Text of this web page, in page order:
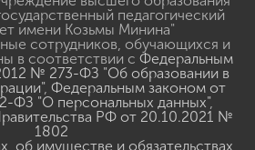
педагогический
имени Козьмы Минина"
сотрудников, обучающихся и
в соответствии с Федеральным
№ 273-ФЗ "Об образовании в
, Федеральным законом от
ФЗ "О персональных данных",
РФ от 20.10.2021 №
1802
об имуществе и обязательствах